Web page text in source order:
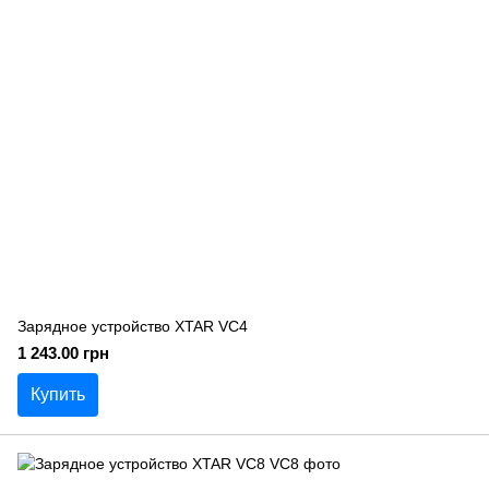
Зарядное устройство XTAR VC4
1 243.00 грн
Купить